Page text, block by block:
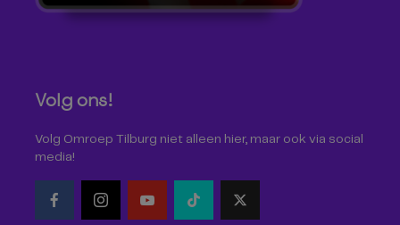
Volg ons!
Volg Omroep Tilburg niet alleen hier, maar ook via social
media!